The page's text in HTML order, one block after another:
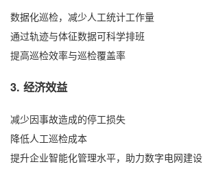
数据化巡检，减少人工统计工作量
通过轨迹与体征数据可科学排班
提高巡检效率与巡检覆盖率
3. 经济效益
减少因事故造成的停工损失
降低人工巡检成本
提升企业智能化管理水平，助力数字电网建设